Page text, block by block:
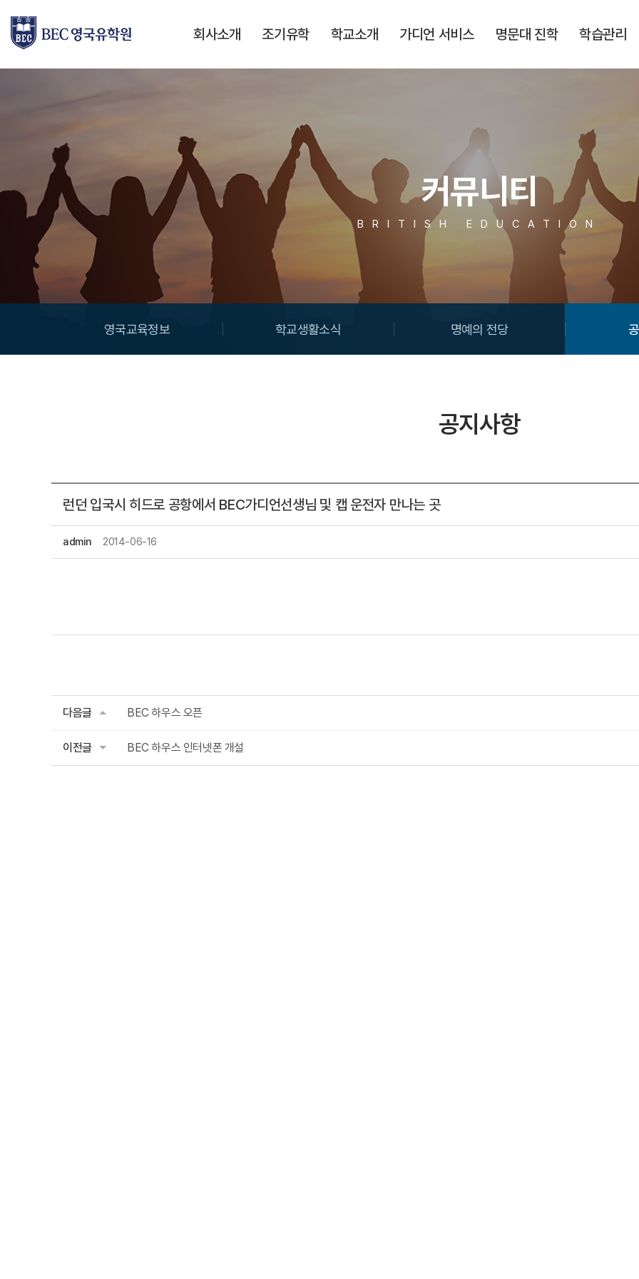
회사소개 조기유학 학교소개 가디언 서비스 명문대 진학 학습관리
커뮤니티
BRITISH EDUCATION
영국교육정보 학교생활소식 명예의 전당
공지사항
런던 입국시 히드로 공항에서 BEC가디언선생님 및 캡 운전자 만나는 곳
admin 2014-06-16
다음글 BEC 하우스 오픈
이전글 BEC 하우스 인터넷폰 개설